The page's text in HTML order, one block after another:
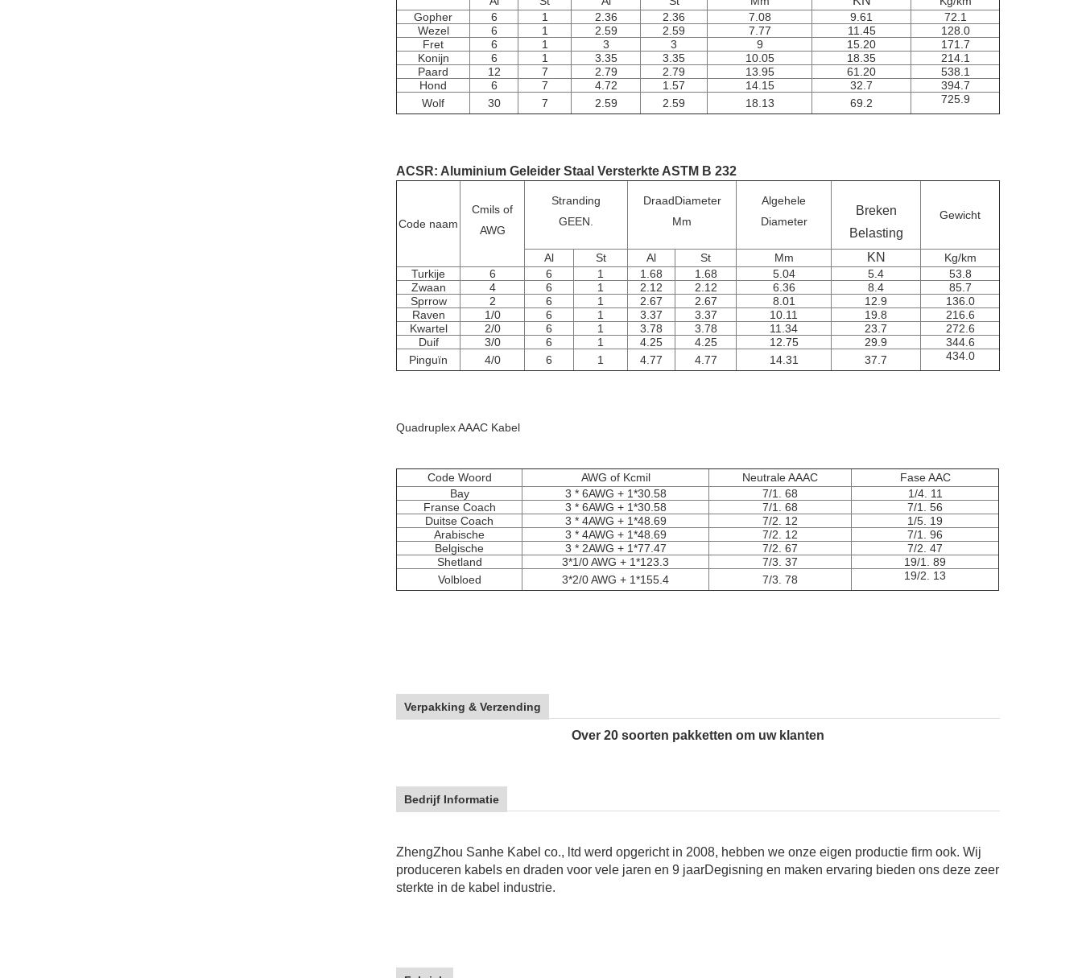
Gopher
6 1 2.36 2.36 7.08 9.61
72.1
Wezel
6 1 2.59 2.59 7.77 11.45
128.0
Fret
6 1 3 3 9 15.20
171.7
Konijn
6 1 3.35 3.35 10.05 18.35
214.1
Paard
12 7 2.79 2.79 13.95 61.20
538.1
Hond
6 7 4.72 1.57 14.15 32.7
394.7
Wolf
30 7 2.59 2.59 18.13 69.2 725.9
ACSR: Aluminium Geleider Staal Versterkte ASTM B 232
Code naam
Cmils of
AWG
Stranding
GEEN.
DraadDiameter
Mm
Algehele
Diameter
Breken
Belasting
Gewicht
Al St Al St Mm KN
Kg/km
Turkije
6 6 1 1.68 1.68 5.04 5.4
53.8
Zwaan
4 6 1 2.12 2.12 6.36 8.4
85.7
Sprrow
2 6 1 2.67 2.67 8.01 12.9
136.0
Raven
1/0 6 1 3.37 3.37 10.11 19.8
216.6
Kwartel
2/0 6 1 3.78 3.78 11.34 23.7
272.6
Duif
3/0 6 1 4.25 4.25 12.75 29.9
344.6
Pinguïn
4/0 6 1 4.77 4.77 14.31 37.7 434.0
Quadruplex AAAC Kabel
Code Woord AWG of Kcmil Neutrale AAAC
Fase AAC
Bay
3 * 6AWG + 1*30.58 7/1. 68
1/4. 11
Franse Coach
3 * 6AWG + 1*30.58 7/1. 68
7/1. 56
Duitse Coach
3 * 4AWG + 1*48.69 7/2. 12
1/5. 19
Arabische
3 * 4AWG + 1*48.69 7/2. 12
7/1. 96
Belgische
3 * 2AWG + 1*77.47 7/2. 67
7/2. 47
Shetland
3*1/0 AWG + 1*123.3 7/3. 37
19/1. 89
Volbloed
3*2/0 AWG + 1*155.4 7/3. 78 19/2. 13
Verpakking & Verzending
Over 20 soorten pakketten om uw klanten
Bedrijf Informatie
ZhengZhou Sanhe Kabel co., ltd werd opgericht in 2008, hebben we onze eigen productie firm ook. Wij
produceren kabels en draden voor vele jaren en 9 jaarDegisning en maken ervaring bieden ons deze zeer
sterkte in de kabel industrie.